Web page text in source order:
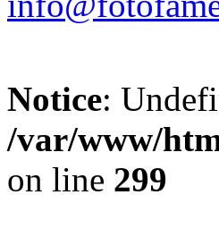
Notice:
/var/www/
on line 299